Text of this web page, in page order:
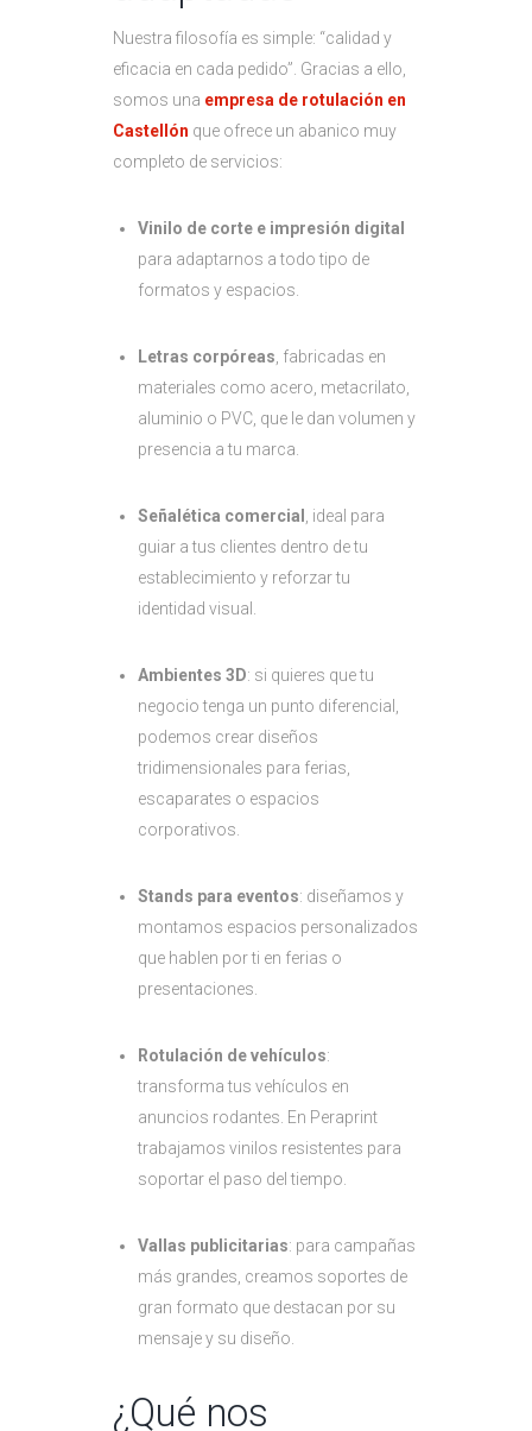
Nuestra filosofía es simple: “calidad y
eficacia en cada pedido”. Gracias a ello,
somos una empresa de rotulación en
Castellón que ofrece un abanico muy
completo de servicios:
Vinilo de corte e impresión digital
para adaptarnos a todo tipo de
formatos y espacios.
Letras corpóreas , fabricadas en
materiales como acero, metacrilato,
aluminio o PVC, que le dan volumen y
presencia a tu marca.
Señalética comercial
, ideal para
guiar a tus clientes dentro de tu
establecimiento y reforzar tu
identidad visual.
Ambientes 3D: si quieres que tu
negocio tenga un punto diferencial,
podemos crear diseños
tridimensionales para ferias,
escaparates o espacios
corporativos.
Stands para eventos: diseñamos y
montamos espacios personalizados
que hablen por ti en ferias o
presentaciones.
Rotulación de vehículos:
transforma tus vehículos en
anuncios rodantes. En Peraprint
trabajamos vinilos resistentes para
soportar el paso del tiempo.
Vallas publicitarias: para campañas
más grandes, creamos soportes de
gran formato que destacan por su
mensaje y su diseño.
¿Qué nos